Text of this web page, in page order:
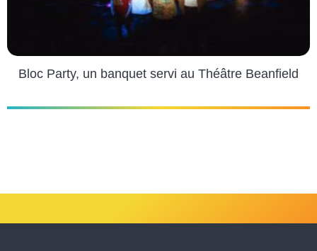
Bloc Party, un banquet servi au Théâtre Beanfield